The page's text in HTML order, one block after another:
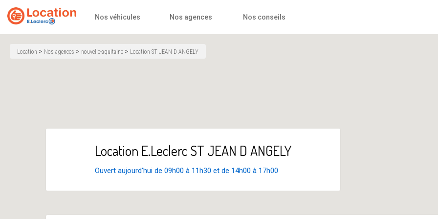
Accueil
Nos véhicules Nos agences Nos conseils
Location > Nos agences > nouvelle-aquitaine > Location ST JEAN D ANGELY
Location E.Leclerc ST JEAN D ANGELY
Ouvert aujourd'hui de 09h00 à 11h30 et de 14h00 à 17h00